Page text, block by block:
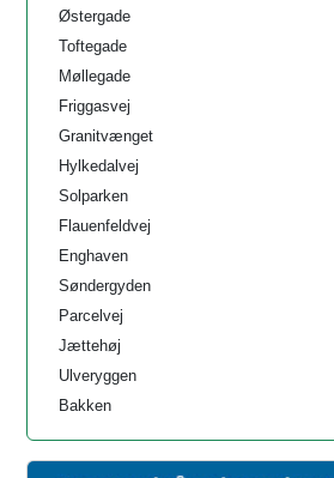
Østergade
Toftegade
Møllegade
Friggasvej
Granitvænget
Hylkedalvej
Solparken
Flauenfeldvej
Enghaven
Søndergyden
Parcelvej
Jættehøj
Ulveryggen
Bakken